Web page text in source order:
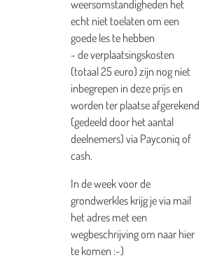
weersomstandigheden het
echt niet toelaten om een
goede les te hebben
- de verplaatsingskosten
(totaal 25 euro) zijn nog niet
inbegrepen in deze prijs en
worden ter plaatse afgerekend
(gedeeld door het aantal
deelnemers) via Payconiq of
cash.
In de week voor de
grondwerkles krijg je via mail
het adres met een
wegbeschrijving om naar hier
te komen :-)